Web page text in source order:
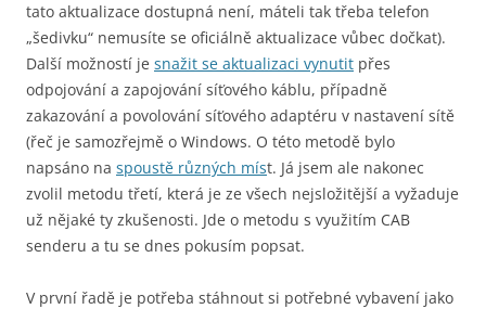
tato aktualizace dostupná není, máteli tak třeba telefon
„šedivku“ nemusíte se oficiálně aktualizace vůbec dočkat).
Další možností je snažit se aktualizaci vynutit přes
odpojování a zapojování síťového káblu, případně
zakazování a povolování síťového adaptéru v nastavení sítě
(řeč je samozřejmě o Windows. O této metodě bylo
napsáno na spoustě různých míst. Já jsem ale nakonec
zvolil metodu třetí, která je ze všech nejsložitější a vyžaduje
už nějaké ty zkušenosti. Jde o metodu s využitím CAB
senderu a tu se dnes pokusím popsat.
V první řadě je potřeba stáhnout si potřebné vybavení jako